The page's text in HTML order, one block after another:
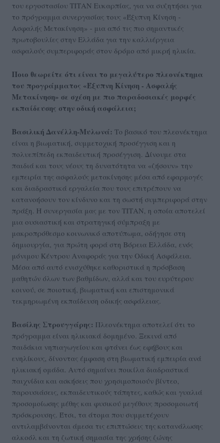
του εργοστασίου ΤΙΤΑΝ Ευκαρπίας, για να συζητήσει για
το πρόγραμμα συνεργασίας τους «Έξυπνη Κίνηση -
Ασφαλής Μετακίνηση» - μια από τις πιο σημαντικές
πρωτοβουλίες στην Ελλάδα για την καλλιέργεια
ασφαλούς συμπεριφοράς στον δρόμο από μικρή ηλικία.
Ποιο θεωρείτε ότι είναι το μεγαλύτερο πλεονέκτημα
του προγράμματος «Έξυπνη Κίνηση - Ασφαλής
Μετακίνηση» σε σχέση με πιο παραδοσιακές μορφές
εκπαίδευσης στην οδική ασφάλεια;
Βασιλική Δανέλλη-Μυλωνά: Το βασικό του πλεονέκτημα
είναι η βιωματική, συμμετοχική προσέγγιση και η
πολυεπίπεδη εκπαιδευτική προσέγγιση. Δίνουμε στα
παιδιά και τους νέους τη δυνατότητα να «ζήσουν» την
εμπειρία της ασφαλούς μετακίνησης μέσα από εφαρμογές
και διαδραστικά εργαλεία που τους επιτρέπουν να
κατανοήσουν τον κίνδυνο και τη σωστή συμπεριφορά στην
πράξη. Η συνεργασία μας με τoν ΤΙΤΑΝ, η οποία αποτελεί
μια ουσιαστική και στρατηγική σύμπραξη με
μακροπρόθεσμο κοινωνικό αποτύπωμα, οδήγησε στη
δημιουργία, για πρώτη φορά στη Βόρεια Ελλάδα, ενός
μόνιμου Κέντρου Αναφοράς για την Οδική Ασφάλεια.
Μέσα από αυτό ενισχύθηκε καθοριστικά η πρόσβαση
μαθητών όλων των βαθμίδων, αλλά και του ευρύτερου
κοινού, σε ποιοτική, βιωματική και επιστημονικά
τεκμηριωμένη εκπαίδευση οδικής ασφάλειας.
Βασίλης Στρουγγάρης: Πλεονέκτημα αποτελεί ότι το
πρόγραμμα είναι ηλικιακά δομημένο. Ξεκινά από
παιδάκια νηπιαγωγείου και φτάνει έως εφήβους και
ενηλίκους, δίνοντας έμφαση στη βιωματική εμπειρία ανά
ηλικιακή ομάδα. Αυτό σημαίνει ποικίλα διαδραστικά
παιχνίδια και ασκήσεις που χρησιμοποιούν βίντεο,
παρουσιάσεις, εκπαιδευτικούς τάπητες, καθώς και γυαλιά
προσομοίωσης μέθης και φυσικού μεγέθους προσομοιωτή
πρόσκρουσης. Έτσι, τα άτομα που συμμετέχουν
αντιλαμβάνονται άμεσα τις επιπτώσεις της κατανάλωσης
αλκοόλ και τη ζωτική σημασία της χρήσης ζώνης